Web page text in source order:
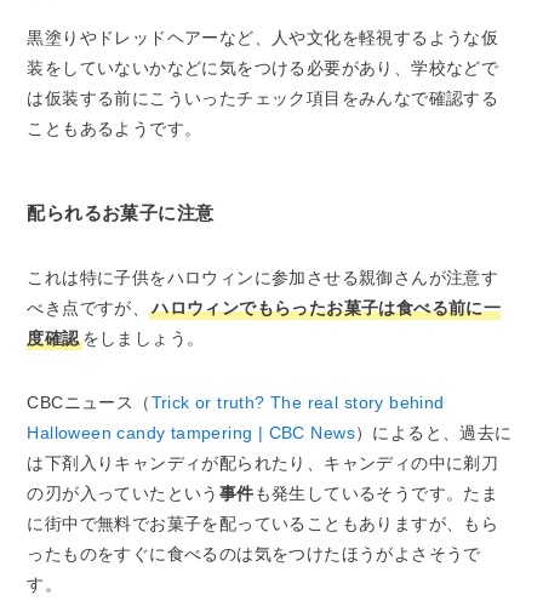
黒塗りやドレッドヘアーなど、人や文化を軽視するような仮
装をしていないかなどに気をつける必要があり、学校などで
は仮装する前にこういったチェック項目をみんなで確認する
こともあるようです。
配られるお菓子に注意
これは特に子供をハロウィンに参加させる親御さんが注意す
べき点ですが、ハロウィンでもらったお菓子は食べる前に一
度確認をしましょう。
CBCニュース（Trick or truth? The real story behind
Halloween candy tampering | CBC News）によると、過去に
は下剤入りキャンディが配られたり、キャンディの中に剃刀
の刃が入っていたという 事件も発生しているそうです。たま
に街中で無料でお菓子を配っていることもありますが、もら
ったものをすぐに食べるのは気をつけたほうがよさそうで
す。